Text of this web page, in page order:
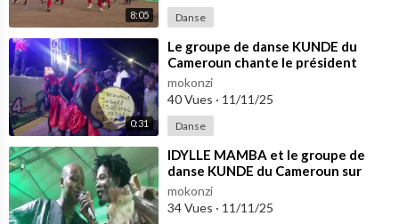
8:05 Danse
0:31
⁣Le groupe de danse KUNDE du
Cameroun chante le président
TOUADERA au TÎ-Ï FESTIVAL 2025
mokonzi
40 Vues · 11/11/25
Danse
⁣IDYLLE MAMBA et le groupe de
danse KUNDE du Cameroun sur
scène au TÎ-Ï FESTIVAL 2025
mokonzi
34 Vues · 11/11/25